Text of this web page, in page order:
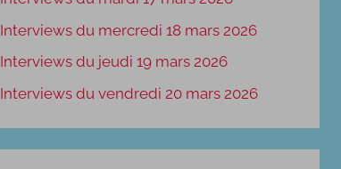
Interviews du mercredi 18 mars 2026
Interviews du jeudi 19 mars 2026
Interviews du vendredi 20 mars 2026